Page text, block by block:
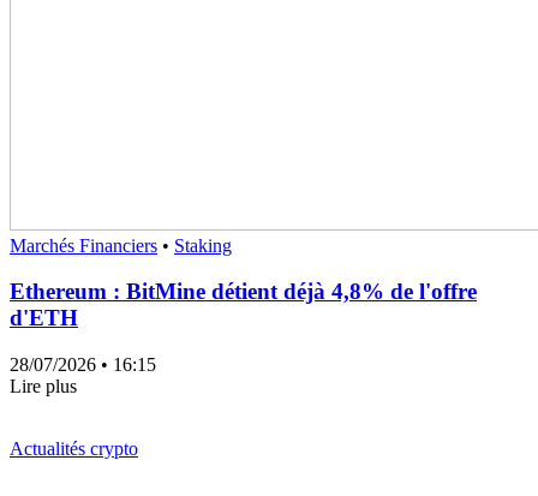
Marchés Financiers • Staking
Ethereum : BitMine détient déjà 4,8% de l'offre
d'ETH
28/07/2026 • 16:15
Lire plus
Actualités crypto